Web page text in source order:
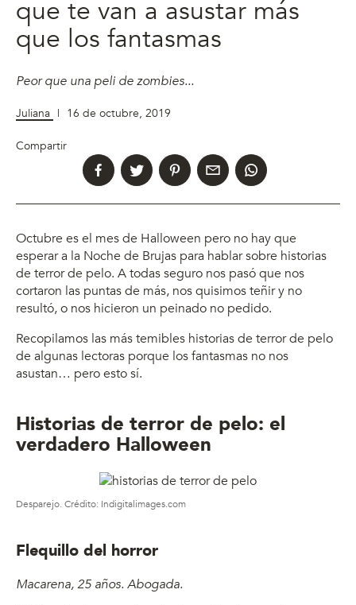
que te van a asustar más
que los fantasmas
Peor que una peli de zombies...
Juliana | 16 de octubre, 2019
Compartir
Octubre es el mes de Halloween pero no hay que
esperar a la Noche de Brujas para hablar sobre historias
de terror de pelo. A todas seguro nos pasó que nos
cortaron las puntas de más, nos quisimos teñir y no
resultó, o nos hicieron un peinado no pedido.
Recopilamos las más temibles historias de terror de pelo
de algunas lectoras porque los fantasmas no nos
asustan… pero esto sí.
Historias de terror de pelo: el
verdadero Halloween
Desparejo. Crédito: Indigitalimages.com
Flequillo del horror
Macarena, 25 años. Abogada.